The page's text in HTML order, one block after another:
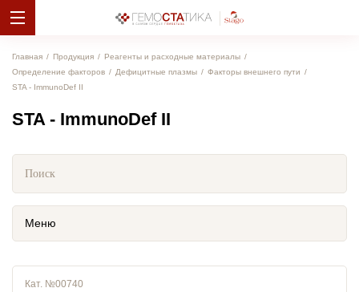
Главная Продукция
Реагенты и расходные материалы
Определение факторов
Дефицитные плазмы
Факторы внешнего пути
STA - ImmunoDef II
STA - ImmunoDef II
Меню
Кат. №00740